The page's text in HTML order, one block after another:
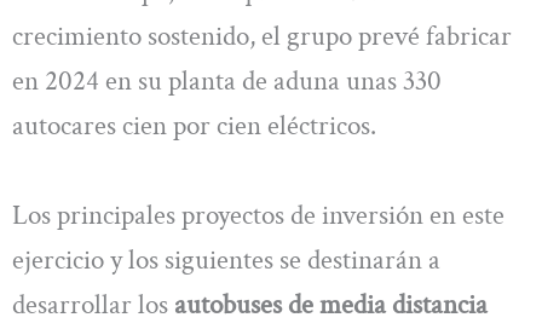
crecimiento sostenido, el grupo prevé fabricar
en 2024 en su planta de aduna unas 330
autocares cien por cien eléctricos.
Los principales proyectos de inversión en este
ejercicio y los siguientes se destinarán a
desarrollar los autobuses de media distancia